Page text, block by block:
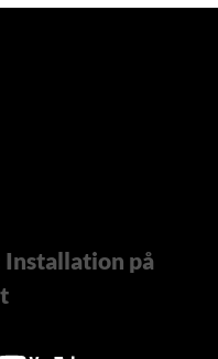
Installation på